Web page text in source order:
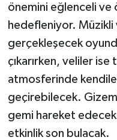
önemini eğlenceli ve
hedefleniyor.
gerçekleşecek
çıkarırken, veliler ise
atmosferinde
geçirebilecek.
gemi hareket
etkinlik son bulacak.